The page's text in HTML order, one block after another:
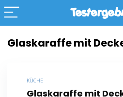
Glaskaraffe mit
KÜCHE
Glaskaraffe mit